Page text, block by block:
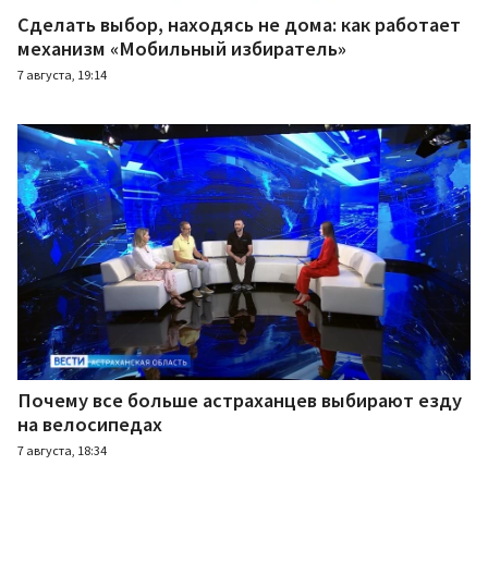
Сделать выбор, находясь не дома: как работает
механизм «Мобильный избиратель»
7 августа, 19:14
Почему все больше астраханцев выбирают езду
на велосипедах
7 августа, 18:34